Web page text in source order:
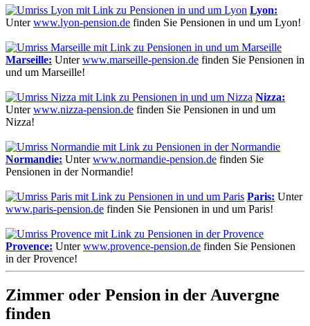
Lyon:
Unterwww.lyon-pension.de finden Sie Pensionen in und um Lyon!
Marseille: Unterwww.marseille-pension.de finden Sie Pensionen in
und um Marseille!
Nizza:
Unterwww.nizza-pension.de finden Sie Pensionen in und um
Nizza!
Normandie: Unterwww.normandie-pension.de finden Sie
Pensionen in der Normandie!
Paris: Unter
www.paris-pension.de finden Sie Pensionen in und um Paris!
Provence: Unterwww.provence-pension.de finden Sie Pensionen
in der Provence!
Zimmer oder Pension in der Auvergne
finden